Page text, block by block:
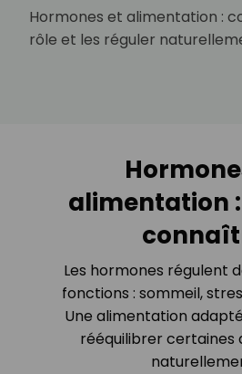
Hormones et alimentation :
rôle et les réguler
alimentation
Les hormones régulent
fonctions : sommeil,
Une alimentation
rééquilibrer certaines